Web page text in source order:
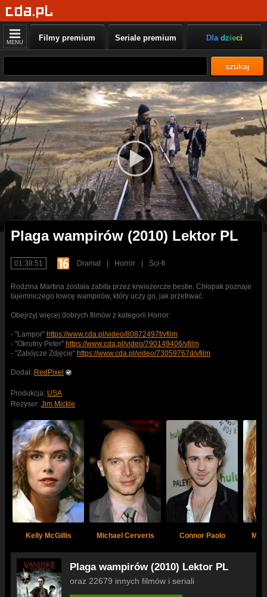
MENU Filmy premium Seriale premium Dla dzieci
szukaj
Plaga wampirów (2010) Lektor PL
01:38:51 Dramat Horror Sci-fi
Rodzina Martina została zabita przez krwiożercze bestie. Chłopak poznaje
tajemniczego łowcę wampirów, który uczy go, jak przetrwać.
Obejrzyj więcej dobrych filmów z kategorii Horror:
- "Lampor" https://www.cda.pl/video/80872497f/vfilm
- "Okrutny Peter" https://www.cda.pl/video/790149406/vfilm
- "Zabójcze Zdjęcie" https://www.cda.pl/video/73059767d/vfilm
Dodał: RedPixel
Produkcja: USA
Reżyser: Jim Mickle
Kelly McGillis Michael Cerveris Connor Paolo
Plaga wampirów (2010) Lektor PL
oraz 22679 innych filmów i seriali